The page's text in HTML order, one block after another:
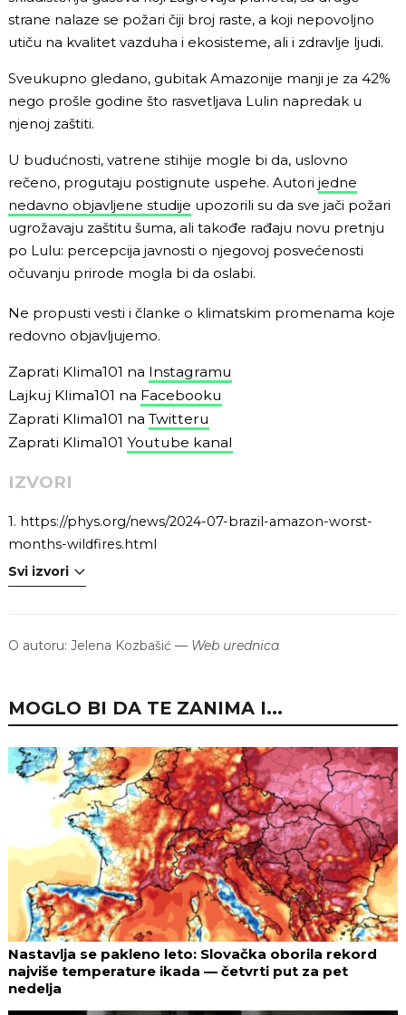
strane nalaze se požari čiji broj raste, a koji nepovoljno
utiču na kvalitet vazduha i ekosisteme, ali i zdravlje ljudi.
Sveukupno gledano, gubitak Amazonije manji je za 42%
nego prošle godine što rasvetljava Lulin napredak u
njenoj zaštiti.
U budućnosti, vatrene stihije mogle bi da, uslovno
rečeno, progutaju postignute uspehe. Autori jedne
nedavno objavljene studije upozorili su da sve jači požari
ugrožavaju zaštitu šuma, ali takođe rađaju novu pretnju
po Lulu: percepcija javnosti o njegovoj posvećenosti
očuvanju prirode mogla bi da oslabi.
Ne propusti vesti i članke o klimatskim promenama koje
redovno objavljujemo.
Zaprati Klima101 na Instagramu
Lajkuj Klima101 na Facebooku
Zaprati Klima101 na Twitteru
Zaprati Klima101 Youtube kanal
IZVORI
1. https://phys.org/news/2024-07-brazil-amazon-worst-
months-wildfires.html
Svi izvori
O autoru: Jelena Kozbašić — Web urednica
MOGLO BI DA TE ZANIMA I...
Nastavlja se pakleno leto: Slovačka oborila rekord
najviše temperature ikada — četvrti put za pet
nedelja